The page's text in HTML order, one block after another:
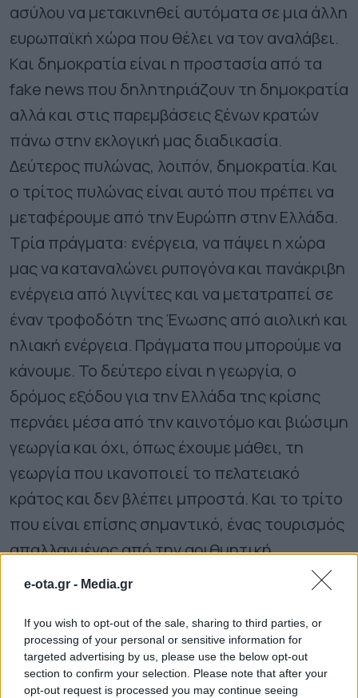
e-ota.gr - Media.gr
If you wish to opt-out of the sale, sharing to third parties, or
processing of your personal or sensitive information for
targeted advertising by us, please use the below opt-out
section to confirm your selection. Please note that after your
opt-out request is processed you may continue seeing
ασύλου να μετακινηθεί αυτόματα σε μια άλλη
ευρωπαϊκή χώρα που θέλει να τον αναλάβει.
Και δημοκρατία είναι η προστασία από τα
fake news που δηλητηριάζουν τη δημοκρατία
αλλά και στις παρεμβάσεις ξένων κρατών
πάνω στην εκλογική μας διαδικασία.
Δεύτερος πυλώνας, λοιπόν, δημοκρατία. Και
ο τρίτος πυλώνας είναι αυτό που πρέπει να
μεταφέρουμε από την Ευρώπη στην Ελλάδα.
Τρία πράγματα: ενέργεια, να πάψει η χώρα
μας να καταναλώνει ρυπογόνα και πανάκριβη
ενέργεια από λιγνίτες και να μετατραπεί σε
έναν τροφοδότη της Ένωσης από αιολική και
ηλιακή ενέργεια. Πράγματα που μπορούμε να
κάνουμε. Το δεύτερο είναι η γεωργία, ο
δρόμος εξόδου για την Ελλάδα της κρίσης
περνάει μέσα από την καινοτόμο και βιώσιμη
γεωργία και όχι, όπως έχουμε μάθει, τη
γεωργία που ικανοποιεί το πελατειακό
κράτος και δεν βλέπει μπροστά. Και το τρίτο
που είναι επίσης σημαντικό, ένας τουρισμός
απαλλαγμένος από την αριθμητική.
Προσφέρουμε ποιοτικό προϊόν και δεν
χρήματα, τόσο καλύτερα. Τρία πράγματα,
λοιπόν, για την οικονομία, τρία πράγματα για
την κοινωνική Ευρώπη, τρία πράγματα για